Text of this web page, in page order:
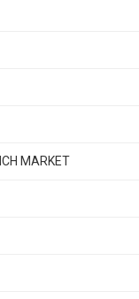
MARKET